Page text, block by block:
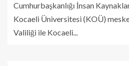
Cumhurbaşkanlığı İnsan
Kocaeli Üniversitesi (KOÜ)
Valiliği ile Kocaeli...